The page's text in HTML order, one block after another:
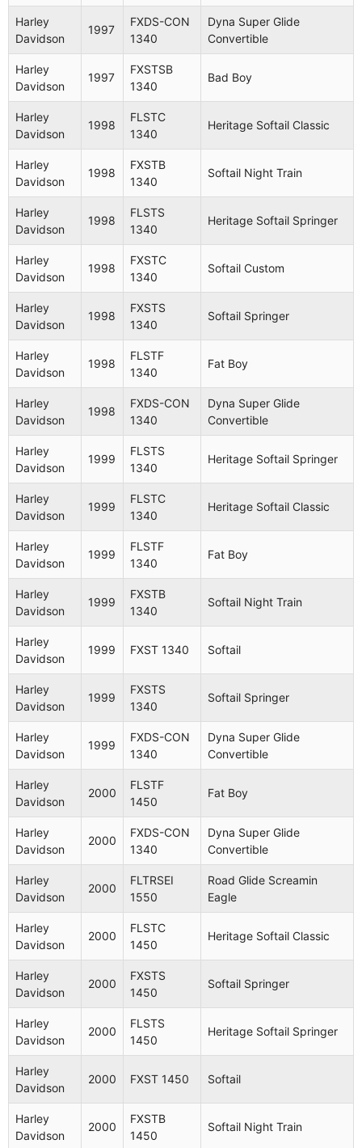
Harley
Davidson
1997
FXDS-CON
1340
Dyna Super Glide
Convertible
Harley
Davidson
1997
FXSTSB
1340
Bad Boy
Harley
Davidson
1998
FLSTC
1340
Heritage Softail Classic
Harley
Davidson
1998
FXSTB
1340
Softail Night Train
Harley
Davidson
1998
FLSTS
1340
Heritage Softail Springer
Harley
Davidson
1998
FXSTC
1340
Softail Custom
Harley
Davidson
1998
FXSTS
1340
Softail Springer
Harley
Davidson
1998
FLSTF
1340
Fat Boy
Harley
Davidson
1998
FXDS-CON
1340
Dyna Super Glide
Convertible
Harley
Davidson
1999
FLSTS
1340
Heritage Softail Springer
Harley
Davidson
1999
FLSTC
1340
Heritage Softail Classic
Harley
Davidson
1999
FLSTF
1340
Fat Boy
Harley
Davidson
1999
FXSTB
1340
Softail Night Train
Harley
Davidson
1999 FXST 1340 Softail
Harley
Davidson
1999
FXSTS
1340
Softail Springer
Harley
Davidson
1999
FXDS-CON
1340
Dyna Super Glide
Convertible
Harley
Davidson
2000
FLSTF
1450
Fat Boy
Harley
Davidson
2000
FXDS-CON
1340
Dyna Super Glide
Convertible
Harley
Davidson
2000
FLTRSEI
1550
Road Glide Screamin
Eagle
Harley
Davidson
2000
FLSTC
1450
Heritage Softail Classic
Harley
Davidson
2000
FXSTS
1450
Softail Springer
Harley
Davidson
2000
FLSTS
1450
Heritage Softail Springer
Harley
Davidson
2000 FXST 1450 Softail
Harley
Davidson
2000
FXSTB
1450
Softail Night Train